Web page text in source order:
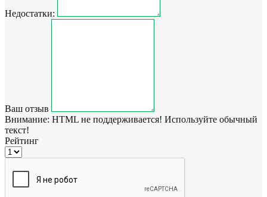
Недостатки:
Ваш отзыв
Внимание: HTML не поддерживается! Используйте обычный
текст!
Рейтинг